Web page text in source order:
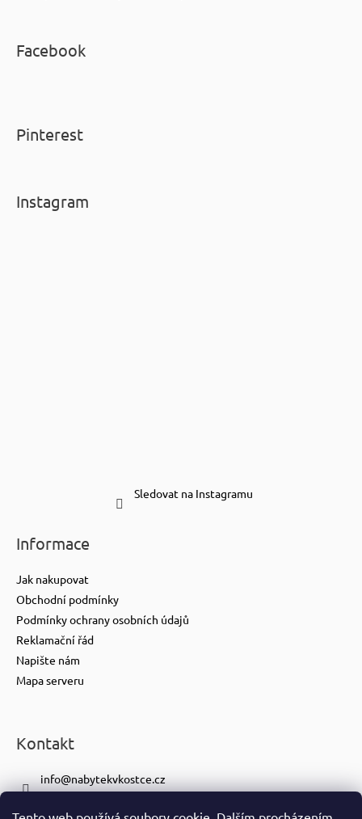
Facebook
Pinterest
Instagram
Sledovat na Instagramu
Informace
Jak nakupovat
Obchodní podmínky
Podmínky ochrany osobních údajů
Reklamační řád
Napište nám
Mapa serveru
Kontakt
info@nabytekvkostce.cz